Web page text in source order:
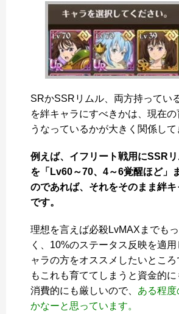
SRかSSRリムル、両方持ってい
を絆キャラにすべきかは、現在
うなっているかが大きく関係して
例えば、イフリート戦用にSSRリ
を「Lv60～70、4～6覚醒ほど」
のであれば、それをそのまま絆キ
です。
理想を言えば必殺LvMAXまでも
く、10%のステータス反映を適
ャラの方をオススメしたいとこ
もこれも育ててしまうと資金的
消費的にも厳しいので、 ある程
かなーと思っています。